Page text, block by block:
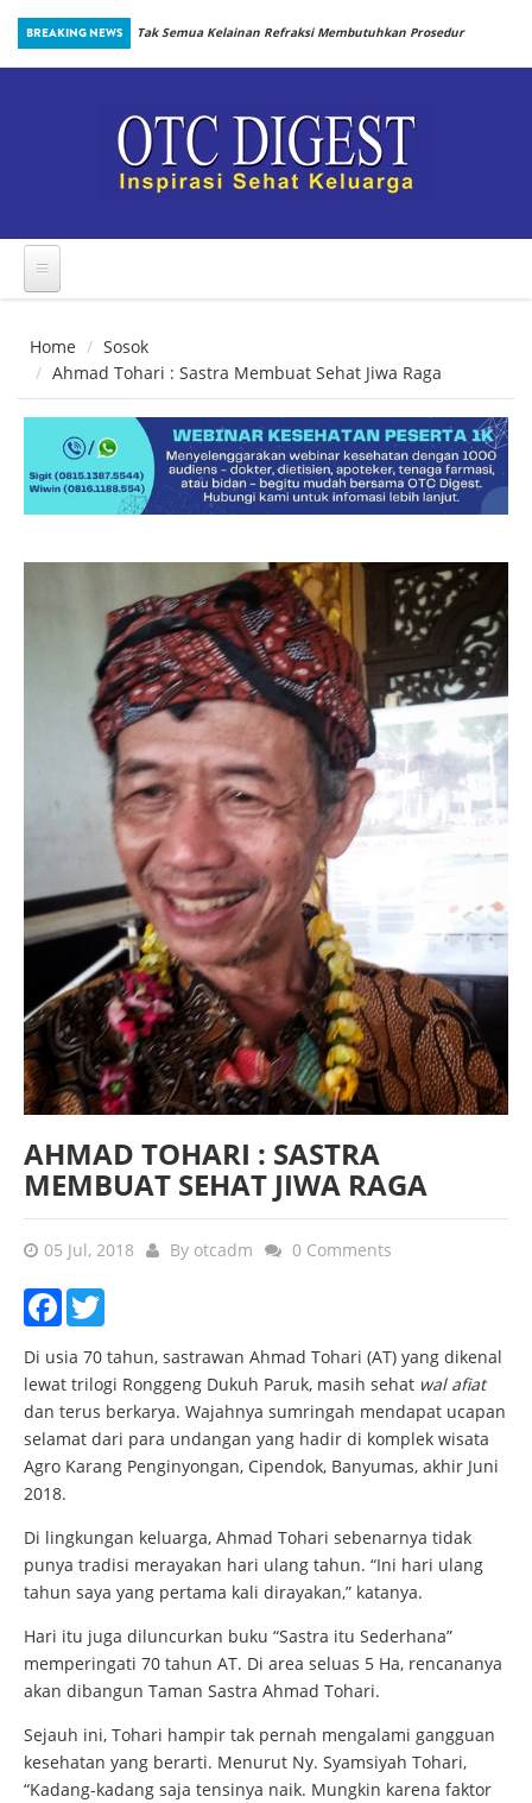
Skip to main content
BREAKING NEWS
Sejak
Tak Semua Kelainan Refraksi Membutuhkan Prosedur
Home
Sosok
Ahmad Tohari : Sastra Membuat Sehat Jiwa Raga
AHMAD TOHARI : SASTRA
MEMBUAT SEHAT JIWA RAGA
05 Jul, 2018 By otcadm 0 Comments
Facebook
Di usia 70 tahun, sastrawan Ahmad Tohari (AT) yang dikenal
lewat trilogi Ronggeng Dukuh Paruk, masih sehat wal afiat
dan terus berkarya. Wajahnya sumringah mendapat ucapan
selamat dari para undangan yang hadir di komplek wisata
Agro Karang Penginyongan, Cipendok, Banyumas, akhir Juni
2018.
Di lingkungan keluarga, Ahmad Tohari sebenarnya tidak
punya tradisi merayakan hari ulang tahun. “Ini hari ulang
tahun saya yang pertama kali dirayakan,” katanya.
Hari itu juga diluncurkan buku “Sastra itu Sederhana”
memperingati 70 tahun AT. Di area seluas 5 Ha, rencananya
akan dibangun Taman Sastra Ahmad Tohari.
Sejauh ini, Tohari hampir tak pernah mengalami gangguan
kesehatan yang berarti. Menurut Ny. Syamsiyah Tohari,
“Kadang-kadang saja tensinya naik. Mungkin karena faktor